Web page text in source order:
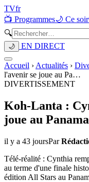
TVfr
📺 Programmes🌙 Ce soir
🔍
🌙 EN DIRECT
Accueil › Actualités ›
l'avenir se joue au Pa…
DIVERTISSEMENT
Koh-Lanta :
joue au Panama
il y a 43 joursPar
Télé-réalité : Cynthia
au terme d'une finale
édition All Stars au